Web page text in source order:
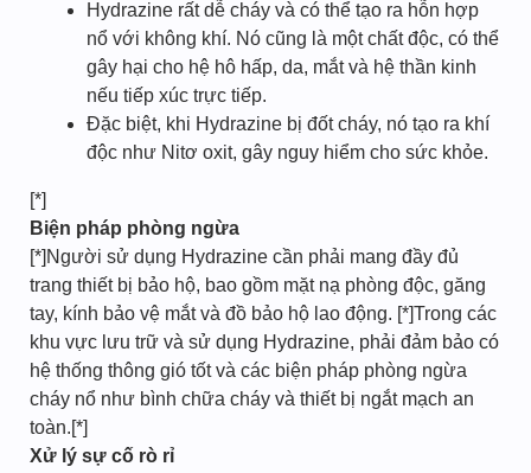
Hydrazine rất dễ cháy và có thể tạo ra hỗn hợp
nổ với không khí. Nó cũng là một chất độc, có thể
gây hại cho hệ hô hấp, da, mắt và hệ thần kinh
nếu tiếp xúc trực tiếp.
Đặc biệt, khi Hydrazine bị đốt cháy, nó tạo ra khí
độc như Nitơ oxit, gây nguy hiểm cho sức khỏe.
[*]
Biện pháp phòng ngừa
[*]Người sử dụng Hydrazine cần phải mang đầy đủ
trang thiết bị bảo hộ, bao gồm mặt nạ phòng độc, găng
tay, kính bảo vệ mắt và đồ bảo hộ lao động. [*]Trong các
khu vực lưu trữ và sử dụng Hydrazine, phải đảm bảo có
hệ thống thông gió tốt và các biện pháp phòng ngừa
cháy nổ như bình chữa cháy và thiết bị ngắt mạch an
toàn.[*]
Xử lý sự cố rò rỉ